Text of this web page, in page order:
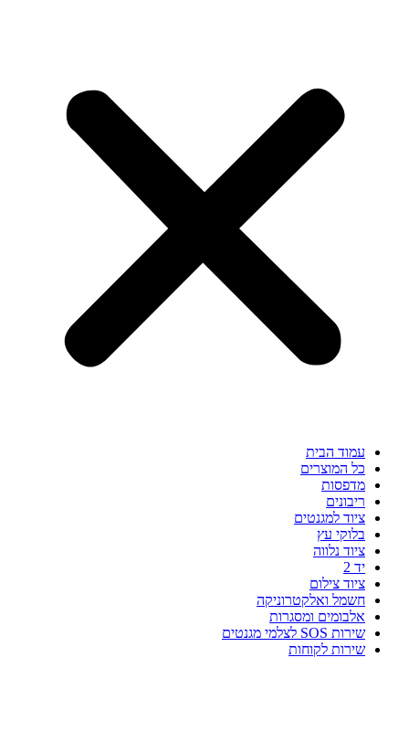
עמוד הבית
כל המוצרים
מדפסות
ריבונים
ציוד למגנטים
בלוקי עץ
ציוד נלווה
יד 2
ציוד צילום
חשמל ואלקטרוניקה
אלבומים ומסגרות
שירות SOS לצלמי מגנטים
שירות לקוחות